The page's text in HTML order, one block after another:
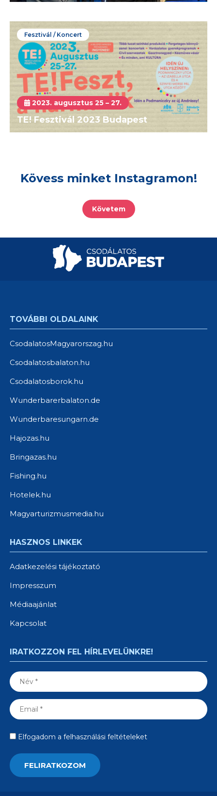
Fesztivál / Koncert
2023. augusztus 25 – 27.
TE! Fesztivál 2023 Budapest
Kövess minket Instagramon!
Követem
TOVÁBBI OLDALAINK
CsodalatosMagyarorszag.hu
Csodalatosbalaton.hu
Csodalatosborok.hu
Wunderbarerbalaton.de
Wunderbaresungarn.de
Hajozas.hu
Bringazas.hu
Fishing.hu
Hotelek.hu
Magyarturizmusmedia.hu
HASZNOS LINKEK
Adatkezelési tájékoztató
Impresszum
Médiaajánlat
Kapcsolat
IRATKOZZON FEL HÍRLEVELÜNKRE!
Elfogadom a felhasználási feltételeket